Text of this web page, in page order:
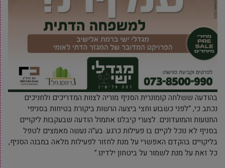
בהודעה ששלחה קומונרית הסניף מוריה לצוות המדריכים ולחניכים
נכתב כי, “לפני כשבוע וחצי ביצעה הרשות ביקורת בטיחות בסניפי
התנועות והמועדונים. לצערי קיבלנו אתמול הודעה שבעקבות ליקויים
בסניף לא נוכל לקיים בו פעילות כרגע. בע”ה נעשה מאמצים לטפל
בליקויים בהקדם האפשרי על מנת לחזור לפעילות מלאה במבנה הסניף,
כל זאת על מנת לשמור על ביטחון ילדינו.”